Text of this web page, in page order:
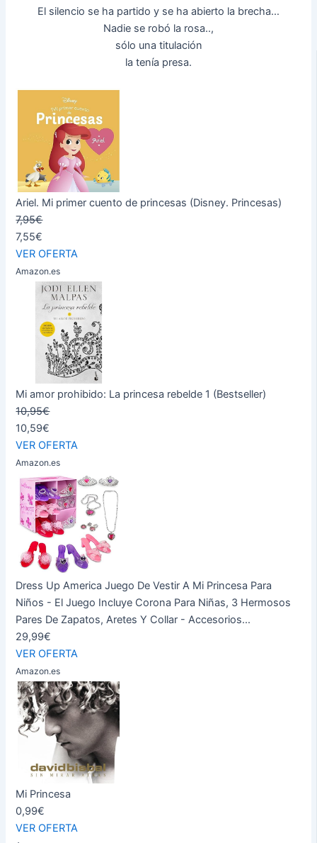
El silencio se ha partido y se ha abierto la brecha…
Nadie se robó la rosa..,
sólo una titulación
la tenía presa.
Ariel. Mi primer cuento de princesas (Disney. Princesas)
7,95€
7,55€
VER OFERTA
Amazon.es
Mi amor prohibido: La princesa rebelde 1 (Bestseller)
10,95€
10,59€
VER OFERTA
Amazon.es
Dress Up America Juego De Vestir A Mi Princesa Para
Niños - El Juego Incluye Corona Para Niñas, 3 Hermosos
Pares De Zapatos, Aretes Y Collar - Accesorios...
29,99€
VER OFERTA
Amazon.es
Mi Princesa
0,99€
VER OFERTA